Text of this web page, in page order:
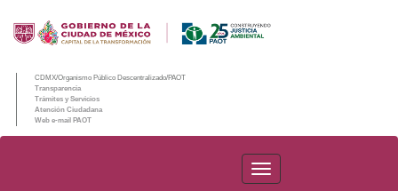
CDMX/Organismo Público Descentralizado/PAOT
Transparencia
Trámites y Servicios
Atención Ciudadana
Web e-mail PAOT
PAOT